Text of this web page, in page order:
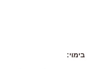
בימוי: